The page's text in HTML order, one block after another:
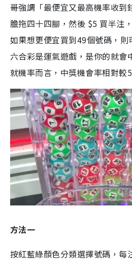
哥強調「最便宜又最高機率收到
膽拖四十四腳，然後 $5 買半注
如果想更便宜買到49個號碼，
六合彩是運氣遊戲，是你的就會
就機率而言，中獎機會率相對較
方法一
按紅藍綠顏色分類選擇號碼，每